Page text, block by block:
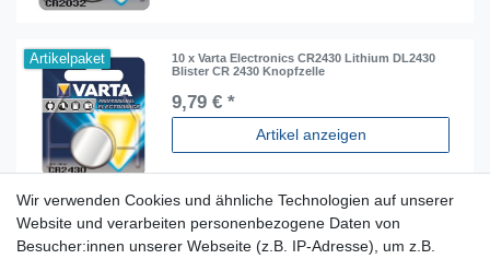
Artikelpaket
10 x Varta Electronics CR2430 Lithium DL2430
Blister CR 2430 Knopfzelle
9,79 € *
Artikel anzeigen
Wir verwenden Cookies und ähnliche Technologien auf unserer
Website und verarbeiten personenbezogene Daten von
Besucher:innen unserer Webseite (z.B. IP-Adresse), um z.B.